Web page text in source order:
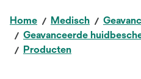
Home Medisch
Geavanceerde
Producten